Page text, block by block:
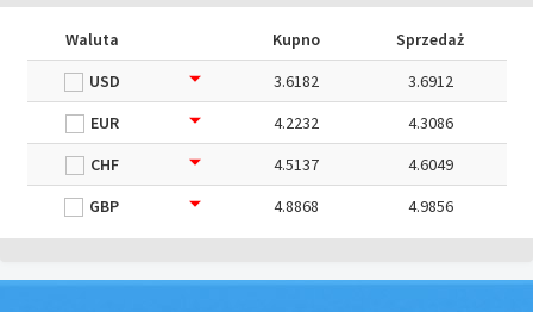
Waluta Kupno
Sprzedaż
USD
3.6182
3.6912
EUR
4.2232
4.3086
CHF
4.5137
4.6049
GBP
4.8868 4.9856